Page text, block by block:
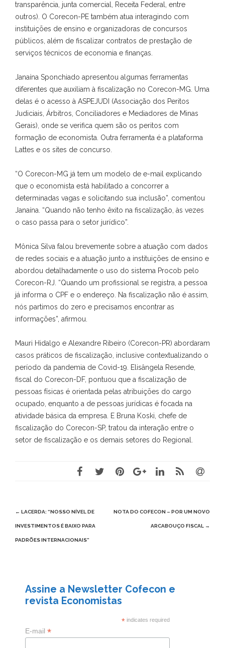
transparência, junta comercial, Receita Federal, entre
outros). O Corecon-PE também atua interagindo com
instituições de ensino e organizadoras de concursos
públicos, além de fiscalizar contratos de prestação de
serviços técnicos de economia e finanças.
Janaína Sponchiado apresentou algumas ferramentas
diferentes que auxiliam à fiscalização no Corecon-MG. Uma
delas é o acesso à ASPEJUDI (Associação dos Peritos
Judiciais, Árbitros, Conciliadores e Mediadores de Minas
Gerais), onde se verifica quem são os peritos com
formação de economista. Outra ferramenta é a plataforma
Lattes e os sites de concurso.
“O Corecon-MG já tem um modelo de e-mail explicando
que o economista está habilitado a concorrer a
determinadas vagas e solicitando sua inclusão”, comentou
Janaína. “Quando não tenho êxito na fiscalização, às vezes
o caso passa para o setor jurídico”.
Mônica Silva falou brevemente sobre a atuação com dados
de redes sociais e a atuação junto a instituições de ensino e
abordou detalhadamente o uso do sistema Procob pelo
Corecon-RJ. “Quando um profissional se registra, a pessoa
já informa o CPF e o endereço. Na fiscalização não é assim,
nós partimos do zero e precisamos encontrar as
informações”, afirmou.
Mauri Hidalgo e Alexandre Ribeiro (Corecon-PR) abordaram
casos práticos de fiscalização, inclusive contextualizando o
período da pandemia de Covid-19. Elisângela Resende,
fiscal do Corecon-DF, pontuou que a fiscalização de
pessoas físicas é orientada pelas atribuições do cargo
ocupado, enquanto a de pessoas jurídicas é focada na
atividade básica da empresa. E Bruna Koski, chefe de
fiscalização do Corecon-SP, tratou da interação entre o
setor de fiscalização e os demais setores do Regional.
Post
navigation
← LACERDA: “NOSSO NÍVEL DE
INVESTIMENTOS É BAIXO PARA
PADRÕES INTERNACIONAIS”
NOTA DO COFECON – POR UM NOVO
ARCABOUÇO FISCAL →
Assine a Newsletter Cofecon e
revista Economistas
* indicates required
E-mail *